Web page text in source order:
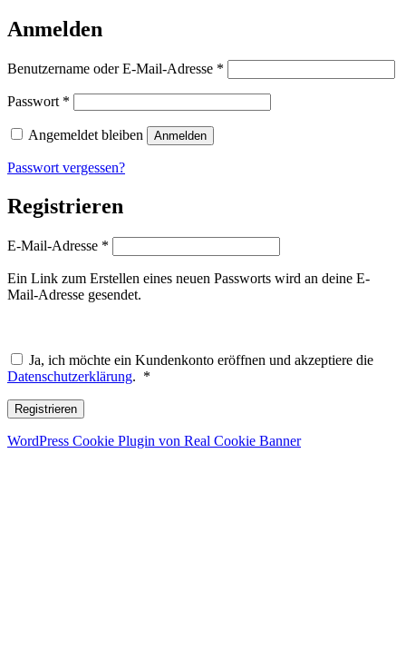
Anmelden
Benutzername oder E-Mail-Adresse *
Passwort *
Angemeldet bleiben Anmelden
Passwort vergessen?
Registrieren
E-Mail-Adresse *
Ein Link zum Erstellen eines neuen Passworts wird an deine E-
Mail-Adresse gesendet.
Ja, ich möchte ein Kundenkonto eröffnen und akzeptiere die
Datenschutzerklärung. *
Registrieren
WordPress Cookie Plugin von Real Cookie Banner